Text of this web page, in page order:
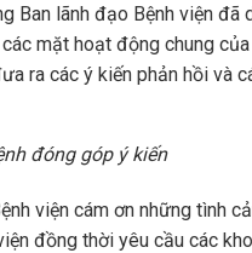
Ban lãnh đạo Bệnh viện đã
mặt hoạt động chung
ra các ý kiến phản hồi và
đóng góp ý kiến
viện cám ơn những tình
đồng thời yêu cầu các